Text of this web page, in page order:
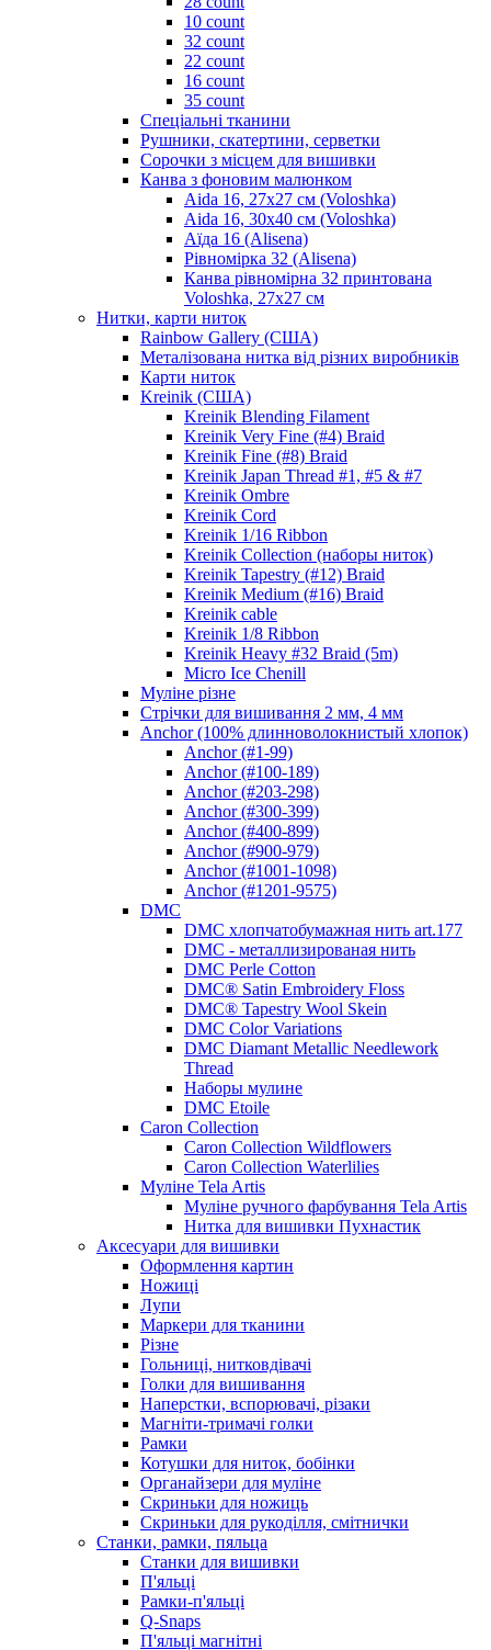
10 count
32 count
22 count
16 count
35 count
Спеціальні тканини
Рушники, скатертини, серветки
Сорочки з місцем для вишивки
Канва з фоновим малюнком
Aida 16, 27х27 см (Voloshka)
Aida 16, 30х40 см (Voloshka)
Аїда 16 (Alisena)
Рівномірка 32 (Alisena)
Канва рівномірна 32 принтована
Voloshka, 27х27 см
Нитки, карти ниток
Rainbow Gallery (США)
Металізована нитка від різних виробників
Карти ниток
Kreinik (США)
Kreinik Blending Filament
Kreinik Very Fine (#4) Braid
Kreinik Fine (#8) Braid
Kreinik Japan Thread #1, #5 & #7
Kreinik Ombre
Kreinik Cord
Kreinik 1/16 Ribbon
Kreinik Collection (наборы ниток)
Kreinik Tapestry (#12) Braid
Kreinik Medium (#16) Braid
Kreinik cable
Kreinik 1/8 Ribbon
Kreinik Heavy #32 Braid (5m)
Micro Ice Chenill
Муліне різне
Стрічки для вишивання 2 мм, 4 мм
Anchor (100% длинноволокнистый хлопок)
Anchor (#1-99)
Anchor (#100-189)
Anchor (#203-298)
Anchor (#300-399)
Anchor (#400-899)
Anchor (#900-979)
Anchor (#1001-1098)
Anchor (#1201-9575)
DMC
DMC хлопчатобумажная нить art.177
DMC - металлизированая нить
DMC Perle Cotton
DMC® Satin Embroidery Floss
DMC® Tapestry Wool Skein
DMC Color Variations
DMC Diamant Metallic Needlework
Thread
Наборы мулине
DMC Etoile
Caron Collection
Caron Collection Wildflowers
Caron Collection Waterlilies
Муліне Tela Artis
Муліне ручного фарбування Tela Artis
Нитка для вишивки Пухнастик
Аксесуари для вишивки
Оформлення картин
Ножиці
Лупи
Маркери для тканини
Різне
Гольниці, нитковдівачі
Голки для вишивання
Наперстки, вспорювачі, різаки
Магніти-тримачі голки
Рамки
Котушки для ниток, бобінки
Органайзери для муліне
Скриньки для ножиць
Скриньки для рукоділля, смітнички
Станки, рамки, пяльца
Станки для вишивки
П'яльці
Рамки-п'яльці
Q-Snaps
П'яльці магнітні